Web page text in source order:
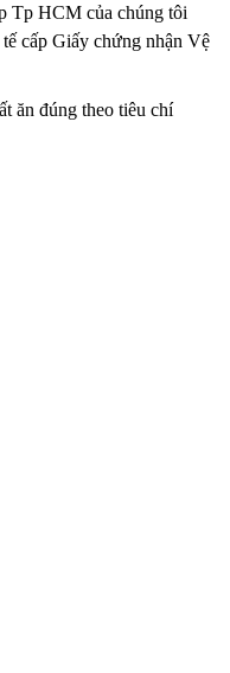
Tp HCM của chúng tôi
cấp Giấy chứng nhận Vệ
ăn đúng theo tiêu chí